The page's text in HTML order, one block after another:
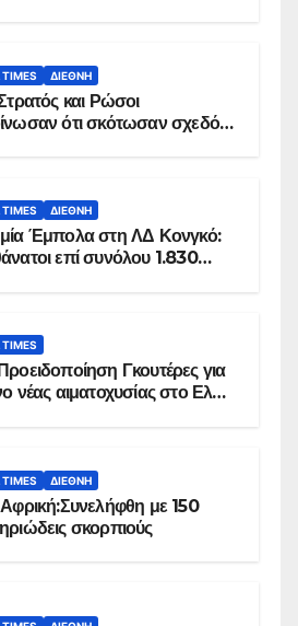
TIMES ΔΙΕΘΝΉ
και Ρώσοι
ότι σκότωσαν σχεδόν
TIMES ΔΙΕΘΝΉ
Έμπολα στη ΛΔ Κονγκό:
επί συνόλου 1.830
TIMES
Γκουτέρες για
νέας αιματοχυσίας στο Ελ
TIMES ΔΙΕΘΝΉ
με 150
σκορπιούς